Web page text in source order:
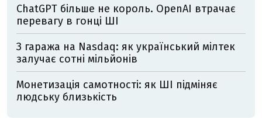
ChatGPT більше не король. OpenAI втрачає
перевагу в гонці ШІ
З гаража на Nasdaq: як український мілтек
залучає сотні мільйонів
Монетизація самотності: як ШІ підміняє
людську близькість